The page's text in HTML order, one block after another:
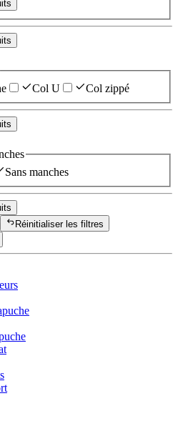
Col U Col zippé
Sans manches
Réinitialiser les filtres